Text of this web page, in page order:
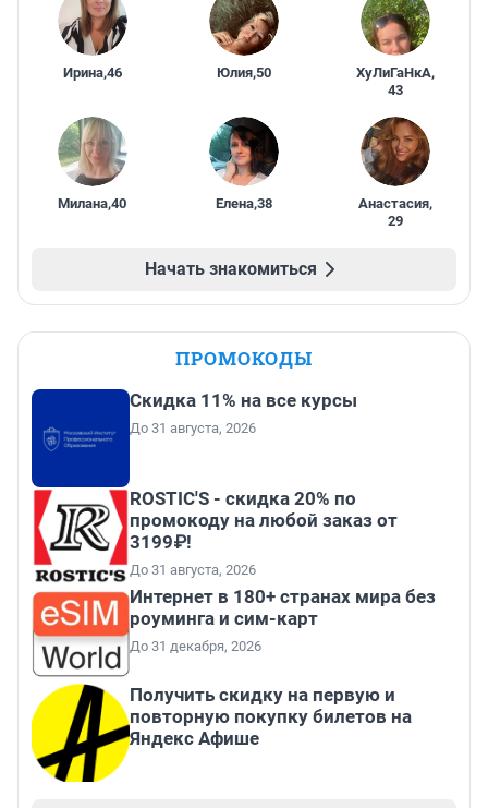
Ирина,46 Юлия,50 ХуЛиГаНкА,
43
Милана,40 Елена,38 Анастасия,
29
Начать знакомиться
ПРОМОКОДЫ
Скидка 11% на все курсы
До 31 августа, 2026
ROSTIC'S - скидка 20% по
промокоду на любой заказ от
3199₽!
До 31 августа, 2026
Интернет в 180+ странах мира без
роуминга и сим-карт
До 31 декабря, 2026
Получить скидку на первую и
повторную покупку билетов на
Яндекс Афише